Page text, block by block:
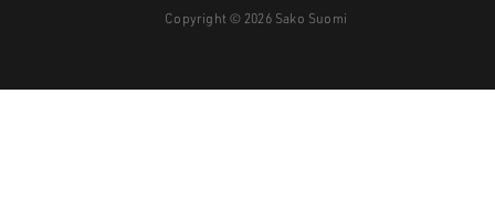
Copyright © 2026 Sako Suomi